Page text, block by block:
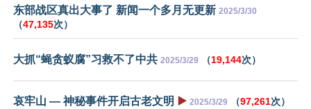
东部战区真出大事了 新闻一个多月无更新 2025/3/30
（47,135次）
大抓“蝇贪蚁腐”习救不了中共 2025/3/29 （19,144次）
哀牢山 — 神秘事件开启古老文明 ▶️ 2025/3/29 （97,261次）